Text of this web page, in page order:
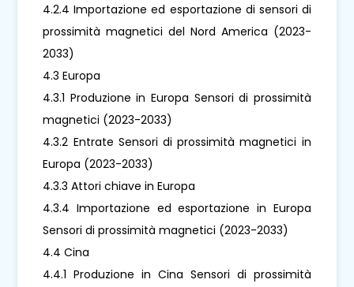
4.2.4 Importazione ed esportazione di sensori di
prossimità magnetici del Nord America (2023-
2033)
4.3 Europa
4.3.1 Produzione in Europa Sensori di prossimità
magnetici (2023-2033)
4.3.2 Entrate Sensori di prossimità magnetici in
Europa (2023-2033)
4.3.3 Attori chiave in Europa
4.3.4 Importazione ed esportazione in Europa
Sensori di prossimità magnetici (2023-2033)
4.4 Cina
4.4.1 Produzione in Cina Sensori di prossimità